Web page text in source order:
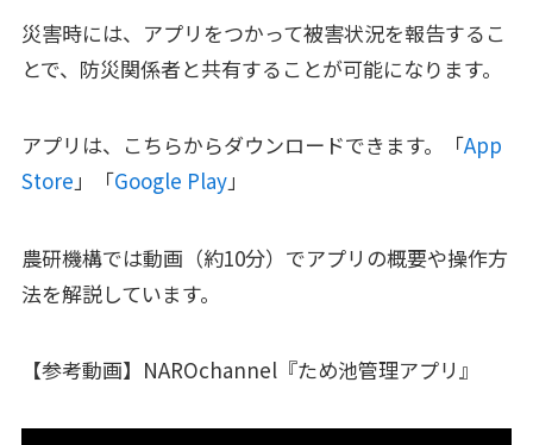
災害時には、アプリをつかって被害状況を報告するこ
とで、防災関係者と共有することが可能になります。
アプリは、こちらからダウンロードできます。「App
Store」「Google Play」
農研機構では動画（約10分）でアプリの概要や操作方
法を解説しています。
【参考動画】NAROchannel『ため池管理アプリ』